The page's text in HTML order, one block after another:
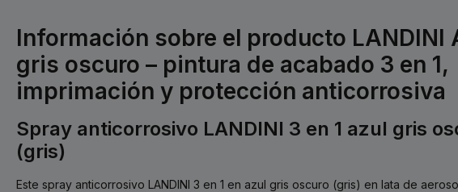
Información sobre el producto LANDINI
gris oscuro – pintura de acabado 3 en 1,
imprimación y protección anticorrosiva
Spray anticorrosivo LANDINI 3 en 1 azul gris
(gris)
Este spray anticorrosivo LANDINI 3 en 1 en azul gris oscuro (gris) en lata de